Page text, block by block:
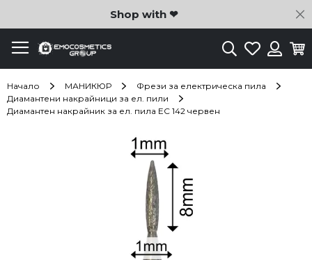
Shop with ❤
ТърсенеЛюбими
Начало МАНИКЮР
Фрези за електрическа пила
Диамантени накрайници за ел. пили
Диамантен накрайник за ел. пила EC 142 червен